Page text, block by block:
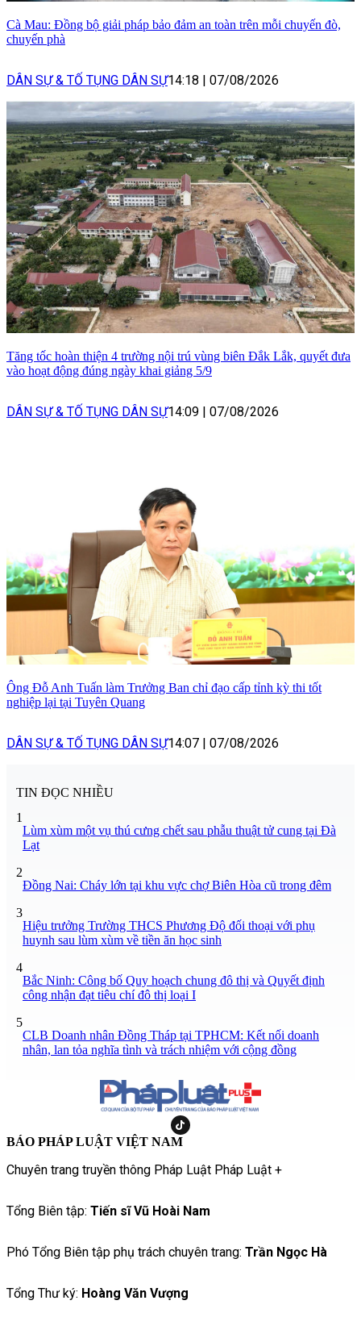
Cà Mau: Đồng bộ giải pháp bảo đảm an toàn trên mỗi chuyến đò,
chuyến phà
DÂN SỰ & TỐ TỤNG DÂN SỰ14:18 07/08/2026
Tăng tốc hoàn thiện 4 trường nội trú vùng biên Đắk Lắk, quyết đưa
vào hoạt động đúng ngày khai giảng 5/9
DÂN SỰ & TỐ TỤNG DÂN SỰ14:09 07/08/2026
Ông Đỗ Anh Tuấn làm Trưởng Ban chỉ đạo cấp tỉnh kỳ thi tốt
nghiệp lại tại Tuyên Quang
DÂN SỰ & TỐ TỤNG DÂN SỰ14:07 07/08/2026
TIN ĐỌC NHIỀU
1
Lùm xùm một vụ thú cưng chết sau phẫu thuật tử cung tại Đà
Lạt
2
Đồng Nai: Cháy lớn tại khu vực chợ Biên Hòa cũ trong đêm
3
Hiệu trưởng Trường THCS Phương Độ đối thoại với phụ
huynh sau lùm xùm về tiền ăn học sinh
4
Bắc Ninh: Công bố Quy hoạch chung đô thị và Quyết định
công nhận đạt tiêu chí đô thị loại I
5
CLB Doanh nhân Đồng Tháp tại TPHCM: Kết nối doanh
nhân, lan tỏa nghĩa tình và trách nhiệm với cộng đồng
BÁO PHÁP LUẬT VIỆT NAM
Chuyên trang truyền thông Pháp Luật Pháp Luật +
Tổng Biên tập: Tiến sĩ Vũ Hoài Nam
Phó Tổng Biên tập phụ trách chuyên trang: Trần Ngọc Hà
Tổng Thư ký: Hoàng Văn Vượng